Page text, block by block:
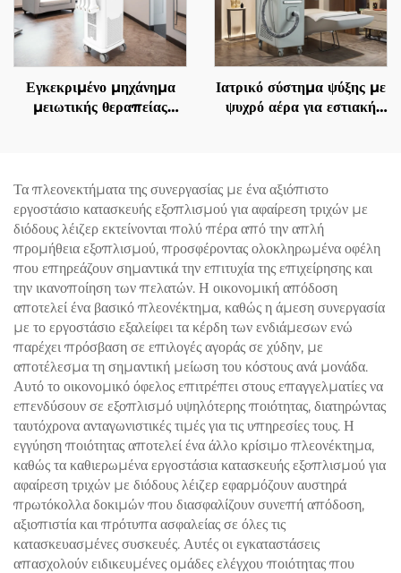
προδιαγραφές MDR, FDA,
MDSAP
Εγκεκριμένο μηχάνημα
μειωτικής θεραπείας
1060 nm για
αναδιαμόρφωση και
λιπόλυση του σώματος
Ιατρικό σύστημα ψύξης με
ψυχρό αέρα για εστιακή
προστασία του επιδερμίδα
και συνεχή, μη επαφόμενη
χρήση σε κλινικές
Τα πλεονεκτήματα της συνεργασίας με ένα αξιόπιστο
εργοστάσιο κατασκευής εξοπλισμού για αφαίρεση τριχών με
διόδους λέιζερ εκτείνονται πολύ πέρα από την απλή
προμήθεια εξοπλισμού, προσφέροντας ολοκληρωμένα οφέλη
που επηρεάζουν σημαντικά την επιτυχία της επιχείρησης και
την ικανοποίηση των πελατών. Η οικονομική απόδοση
αποτελεί ένα βασικό πλεονέκτημα, καθώς η άμεση συνεργασία
με το εργοστάσιο εξαλείφει τα κέρδη των ενδιάμεσων ενώ
παρέχει πρόσβαση σε επιλογές αγοράς σε χύδην, με
αποτέλεσμα τη σημαντική μείωση του κόστους ανά μονάδα.
Αυτό το οικονομικό όφελος επιτρέπει στους επαγγελματίες να
επενδύσουν σε εξοπλισμό υψηλότερης ποιότητας, διατηρώντας
ταυτόχρονα ανταγωνιστικές τιμές για τις υπηρεσίες τους. Η
εγγύηση ποιότητας αποτελεί ένα άλλο κρίσιμο πλεονέκτημα,
καθώς τα καθιερωμένα εργοστάσια κατασκευής εξοπλισμού για
αφαίρεση τριχών με διόδους λέιζερ εφαρμόζουν αυστηρά
πρωτόκολλα δοκιμών που διασφαλίζουν συνεπή απόδοση,
αξιοπιστία και πρότυπα ασφαλείας σε όλες τις
κατασκευασμένες συσκευές. Αυτές οι εγκαταστάσεις
απασχολούν ειδικευμένες ομάδες ελέγχου ποιότητας που